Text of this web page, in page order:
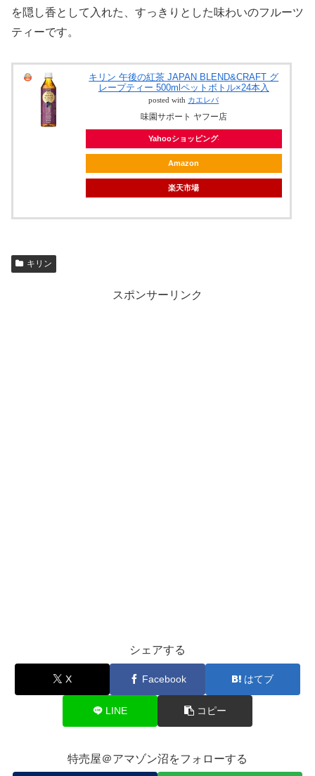
を隠し香として入れた、すっきりとした味わいのフルーツ
ティーです。
キリン 午後の紅茶 JAPAN BLEND&CRAFT グ
レープティー 500mlペットボトル×24本入
posted with カエレバ
味園サポート ヤフー店
Yahooショッピング
Amazon
楽天市場
キリン
スポンサーリンク
シェアする
X Facebook はてブ
LINE コピー
特売屋＠アマゾン沼をフォローする